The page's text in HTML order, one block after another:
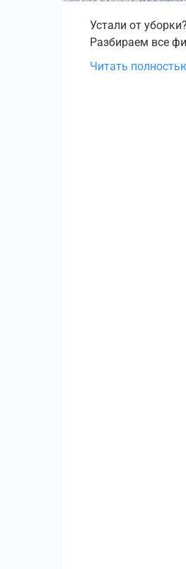
Устали от
Разбираем все
Читать